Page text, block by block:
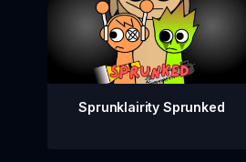
Sprunklairity Sprunked